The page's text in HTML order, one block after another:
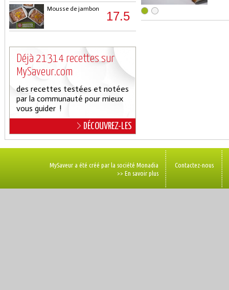
Mousse de jambon
17.5
Déjà 21314 recettes sur
MySaveur.com
des recettes testées et notées
par la communauté pour mieux
vous guider !
DÉCOUVREZ-LES
MySaveur a été créé par la société Monadia
>> En savoir plus
Contactez-nous